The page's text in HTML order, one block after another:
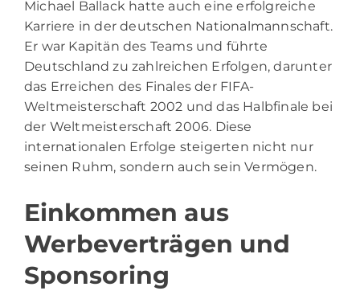
Michael Ballack hatte auch eine erfolgreiche
Karriere in der deutschen Nationalmannschaft.
Er war Kapitän des Teams und führte
Deutschland zu zahlreichen Erfolgen, darunter
das Erreichen des Finales der FIFA-
Weltmeisterschaft 2002 und das Halbfinale bei
der Weltmeisterschaft 2006. Diese
internationalen Erfolge steigerten nicht nur
seinen Ruhm, sondern auch sein Vermögen.
Einkommen aus
Werbeverträgen und
Sponsoring